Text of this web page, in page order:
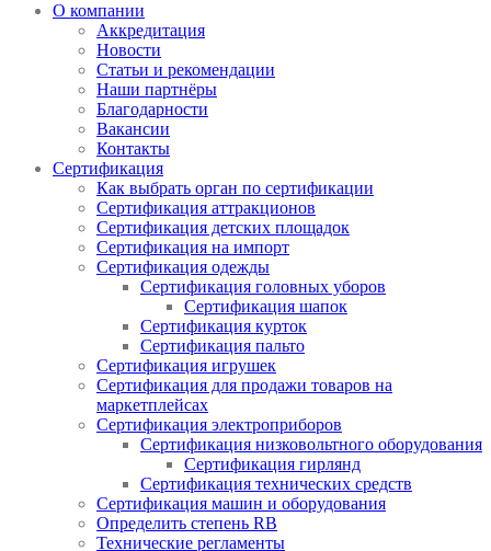
О компании
Аккредитация
Новости
Статьи и рекомендации
Наши партнёры
Благодарности
Вакансии
Контакты
Сертификация
Как выбрать орган по сертификации
Сертификация аттракционов
Сертификация детских площадок
Сертификация на импорт
Сертификация одежды
Сертификация головных уборов
Сертификация шапок
Сертификация курток
Сертификация пальто
Сертификация игрушек
Сертификация для продажи товаров на
маркетплейсах
Сертификация электроприборов
Сертификация низковольтного оборудования
Сертификация гирлянд
Сертификация технических средств
Сертификация машин и оборудования
Определить степень RB
Технические регламенты